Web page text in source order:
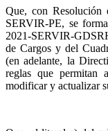
Que, con Resolución
SERVIR-PE, se
2021-SERVIR-
de Cargos y del
(en adelante, la
reglas que permitan
modificar y actualizar